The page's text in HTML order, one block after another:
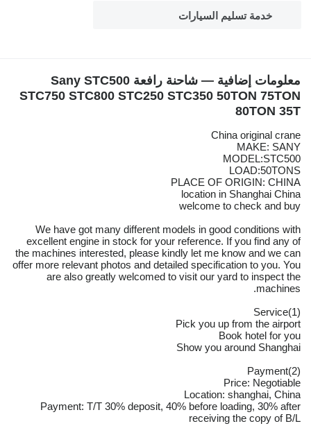
خدمة تسليم السيارات
معلومات إضافية — شاحنة رافعة Sany STC500
STC750 STC800 STC250 STC350 50TON 75TON
80TON 35T
China original crane
MAKE: SANY
MODEL:STC500
LOAD:50TONS
PLACE OF ORIGIN: CHINA
location in Shanghai China
welcome to check and buy
We have got many different models in good conditions with
excellent engine in stock for your reference. If you find any of
the machines interested, please kindly let me know and we can
offer more relevant photos and detailed specification to you. You
are also greatly welcomed to visit our yard to inspect the
machines.
(1)Service
Pick you up from the airport
Book hotel for you
Show you around Shanghai
(2)Payment
Price: Negotiable
Location: shanghai, China
Payment: T/T 30% deposit, 40% before loading, 30% after
receiving the copy of B/L